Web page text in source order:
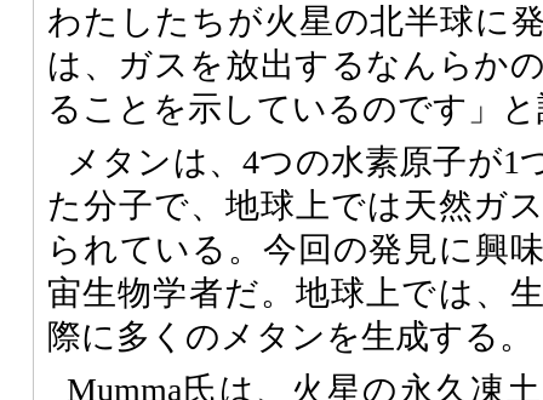
わたしたちが火星の北半球に
は、ガスを放出するなんらか
ることを示しているのです」
メタンは、4つの水素原子が1
た分子で、地球上では天然ガ
られている。今回の発見に興
宙生物学者だ。地球上では、
際に多くのメタンを生成する。
Mumma氏は、火星の永久凍